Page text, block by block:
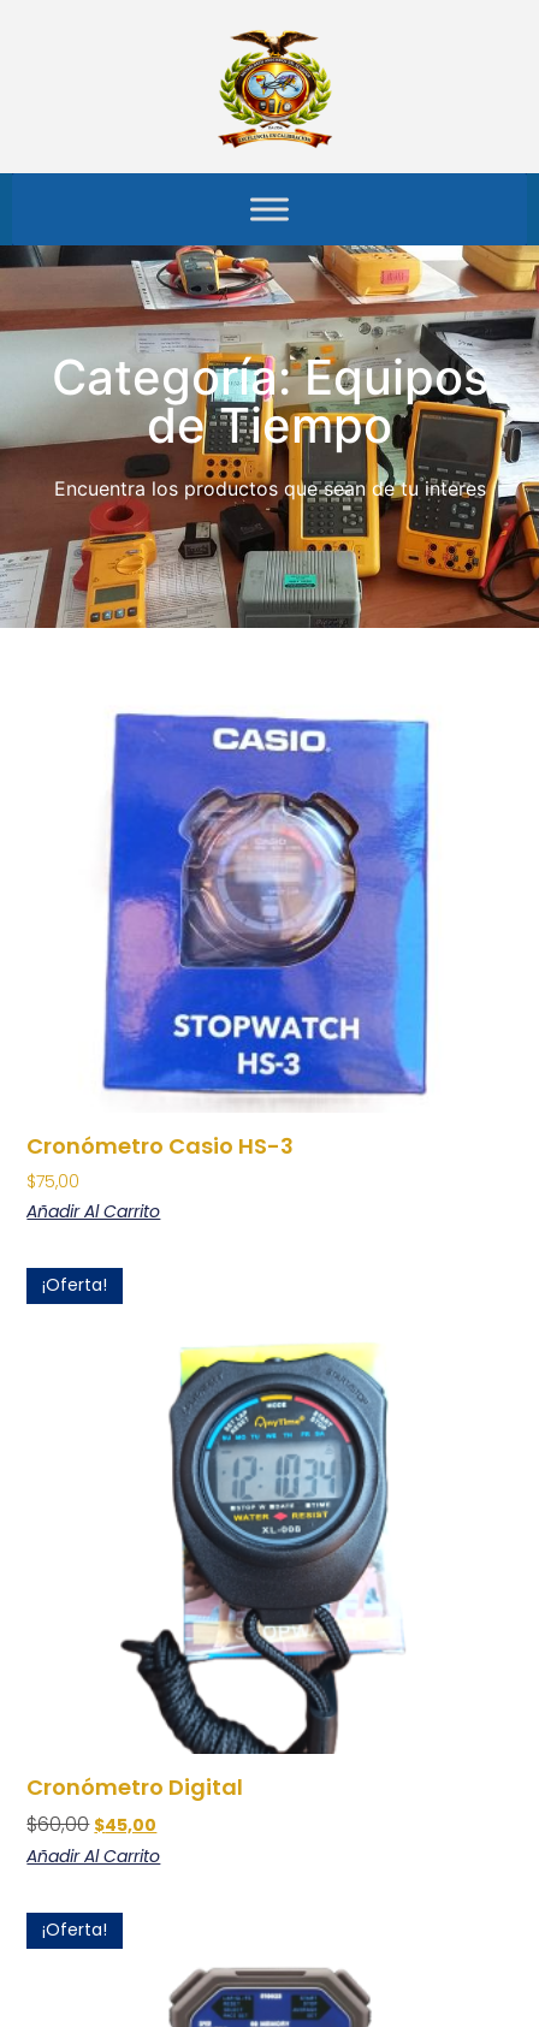
Categoría: Equipos
de Tiempo
Encuentra los productos que sean de tu interes
Cronómetro Casio HS-3
$75,00
Añadir Al Carrito
¡Oferta!
Cronómetro Digital
$60,00 $45,00
Añadir Al Carrito
¡Oferta!